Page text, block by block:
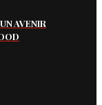
AVENIR